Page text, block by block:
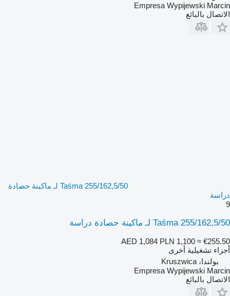
Empresa Wypijewski Marcin
الاتصال بالبائع
Taśma 255/162,5/50 لـ ماكينة حصادة
دراسة
9
Taśma 255/162,5/50 لـ ماكينة حصادة دراسة
AED 1,084 PLN 1,100 ≈ €255.50
أجزاء تشغيلية أخرى
بولندا، Kruszwica
Empresa Wypijewski Marcin
الاتصال بالبائع